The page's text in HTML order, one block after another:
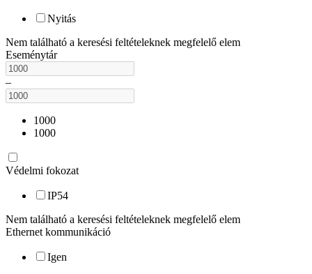
Nyitás
Nem található a keresési feltételeknek megfelelő elem
Eseménytár
–
1000
1000
Védelmi fokozat
IP54
Nem található a keresési feltételeknek megfelelő elem
Ethernet kommunikáció
Igen